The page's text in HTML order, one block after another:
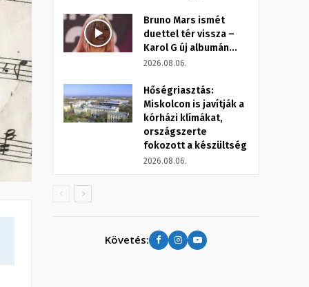
Bruno Mars ismét
duettel tér vissza –
Karol G új albumán...
2026.08.06.
Hőségriasztás:
Miskolcon is javítják a
kórházi klímákat,
országszerte
fokozott a készültség
2026.08.06.
Követés: